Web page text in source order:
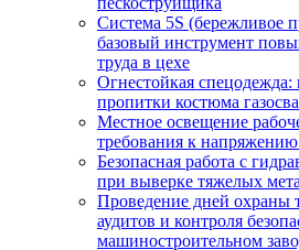
Система 5S (бережливое
базовый инструмент
труда в цехе
Огнестойкая
пропитки костюма
Местное освещение
требования к
Безопасная работа с
при выверке тяжелых
Проведение дней охраны
аудитов и контроля
машиностроительном